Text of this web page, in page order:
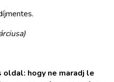
oldal: hogy ne maradj le